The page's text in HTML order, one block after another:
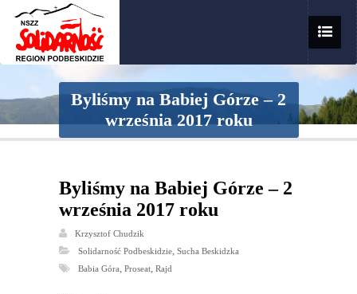
Byliśmy na Babiej Górze – 2
września 2017 roku
Byliśmy na Babiej Górze – 2
września 2017 roku
Krzysztof Chudzik
Solidarność Podbeskidzie, Sucha Beskidzka
Babia Góra, Proseat, Rajd